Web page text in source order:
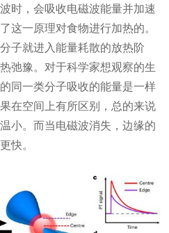
时，会吸收电磁波能量并加速
这一原理对食物进行加热的。
子就进入能量耗散的放热阶
弛豫。对于科学家想观察的生
同一类分子吸收的能量是一样
在空间上有所区别，总的来说
小。而当电磁波消失，边缘的
快。